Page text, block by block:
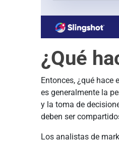
¿Qué
Entonces, ¿qué
es generalmente la
y la toma de
deben ser
Los analistas de